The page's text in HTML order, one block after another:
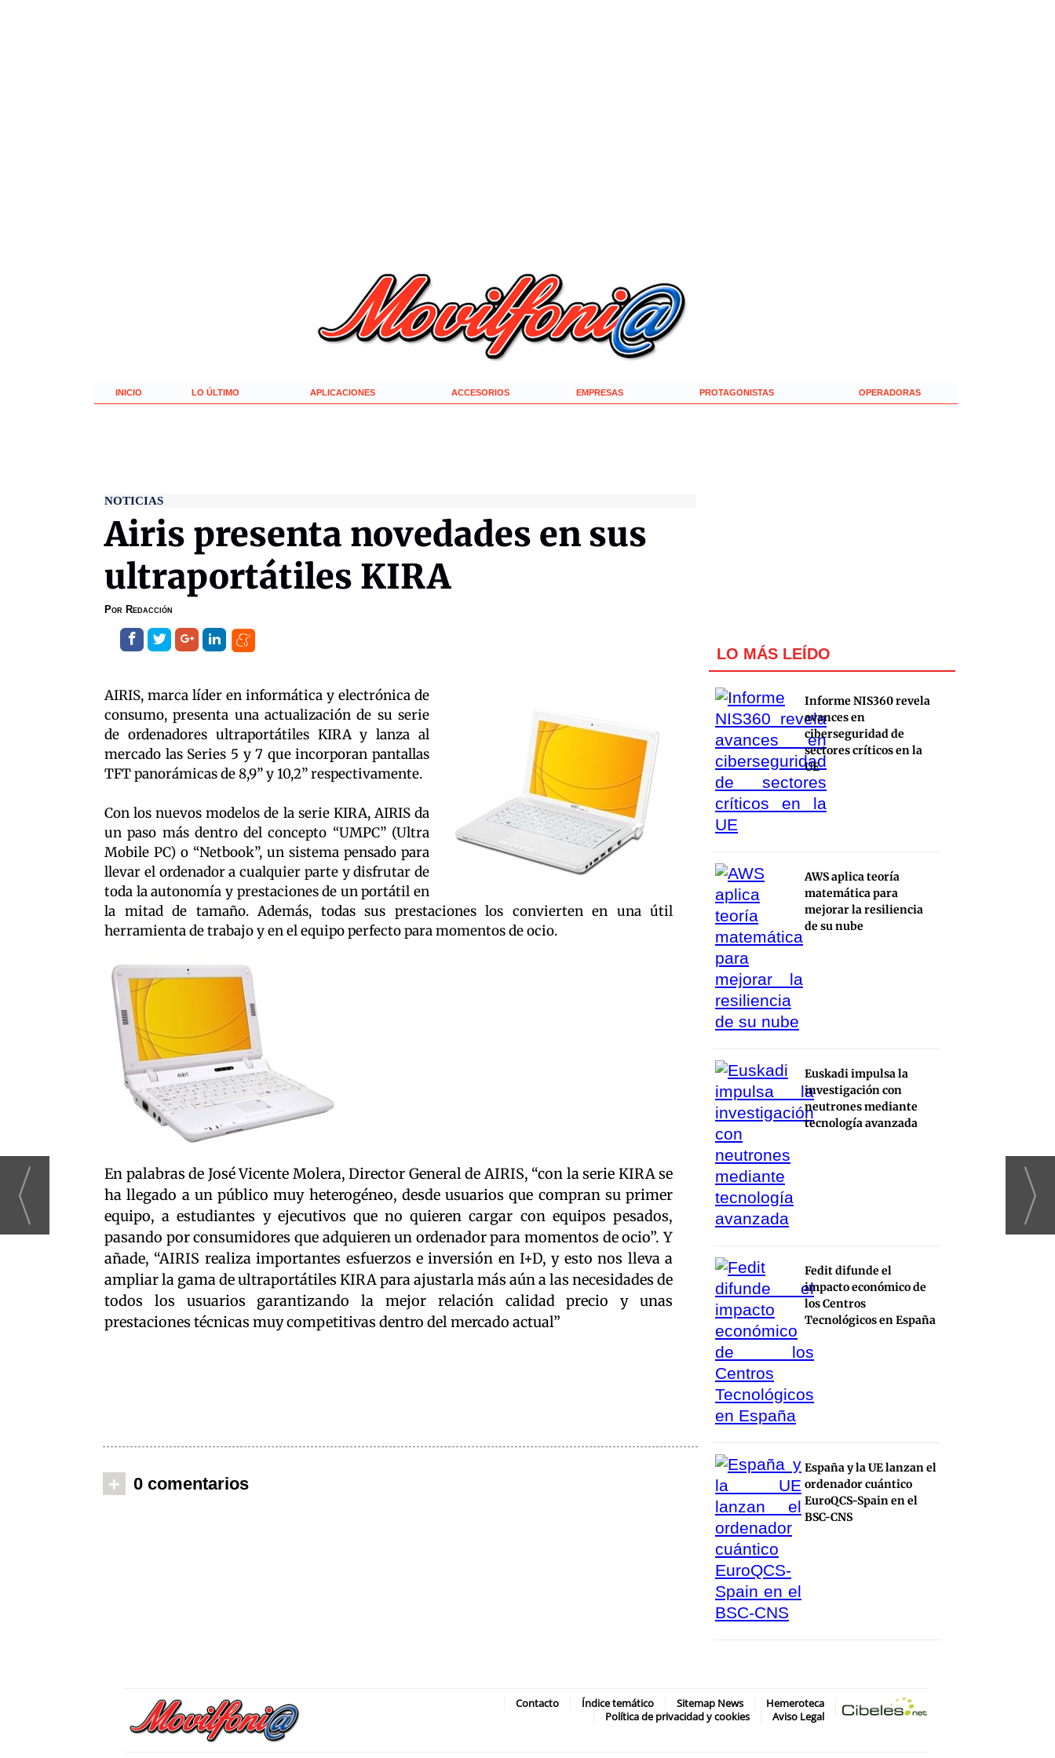
INICIO LO ÚLTIMO APLICACIONES ACCESORIOS EMPRESAS PROTAGONISTAS OPERADORAS
NOTICIAS
Airis presenta novedades en sus
ultraportátiles KIRA
Por Redacción
AIRIS, marca líder en informática y electrónica de
consumo, presenta una actualización de su serie
de ordenadores ultraportátiles KIRA y lanza al
mercado las Series 5 y 7 que incorporan pantallas
TFT panorámicas de 8,9” y 10,2” respectivamente.
Con los nuevos modelos de la serie KIRA, AIRIS da
un paso más dentro del concepto “UMPC” (Ultra
Mobile PC) o “Netbook”, un sistema pensado para
llevar el ordenador a cualquier parte y disfrutar de
toda la autonomía y prestaciones de un portátil en
la mitad de tamaño. Además, todas sus prestaciones los convierten en una útil
herramienta de trabajo y en el equipo perfecto para momentos de ocio.
En palabras de José Vicente Molera, Director General de AIRIS, “con la serie KIRA se
ha llegado a un público muy heterogéneo, desde usuarios que compran su primer
equipo, a estudiantes y ejecutivos que no quieren cargar con equipos pesados,
pasando por consumidores que adquieren un ordenador para momentos de ocio”. Y
añade, “AIRIS realiza importantes esfuerzos e inversión en I+D, y esto nos lleva a
ampliar la gama de ultraportátiles KIRA para ajustarla más aún a las necesidades de
todos los usuarios garantizando la mejor relación calidad precio y unas
prestaciones técnicas muy competitivas dentro del mercado actual”
+ 0 comentarios
LO MÁS LEÍDO
Informe NIS360 revela
avances en
ciberseguridad de
sectores críticos en la
UE
AWS aplica teoría
matemática para
mejorar la resiliencia
de su nube
Euskadi impulsa la
investigación con
neutrones mediante
tecnología avanzada
Fedit difunde el
impacto económico de
los Centros
Tecnológicos en España
España y la UE lanzan el
ordenador cuántico
EuroQCS-Spain en el
BSC-CNS
Contacto Índice temático Sitemap News
Hemeroteca
Política de privacidad y cookies
Aviso Legal